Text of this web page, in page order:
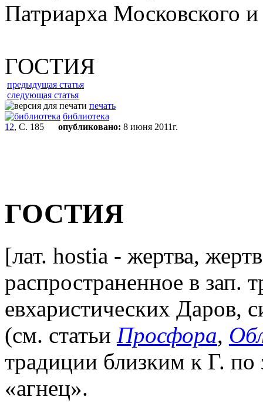
Патриарха Московского
ГОСТИЯ
предыдущая статья
следующая статья
печать
библиотека
12, С. 185 опубликовано: 8 июня 2011г.
ГОСТИЯ
[лат. hostia - жертва,
распространенное в зап.
евхаристических Даров,
(см. статьи Просфора,
традиции близким к Г. по
«агнец».